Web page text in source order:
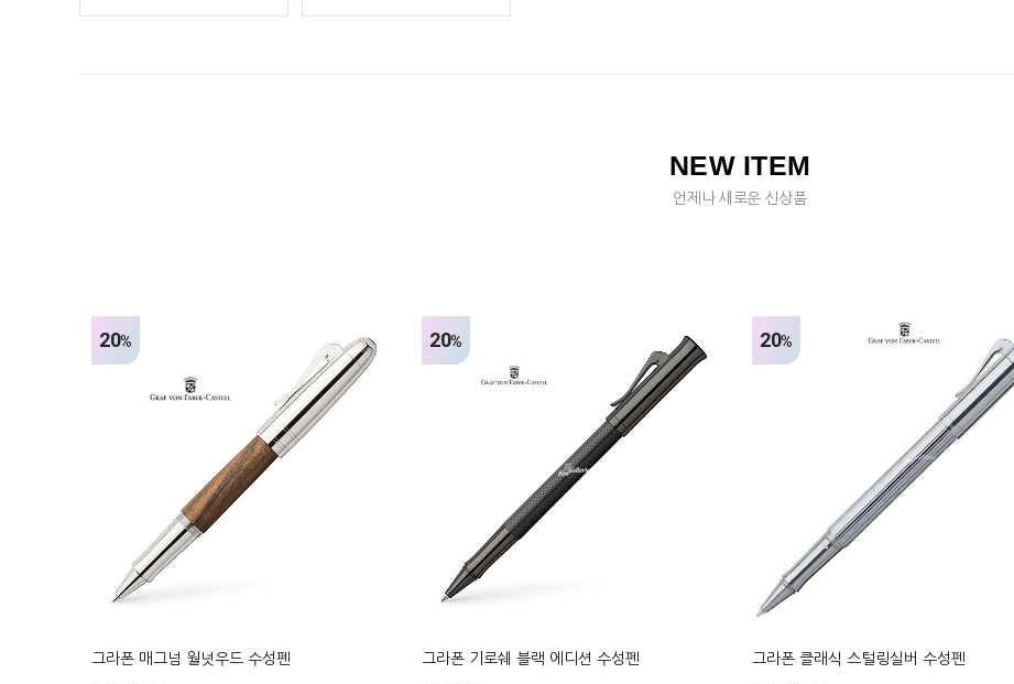
NEW ITEM
언제나 새로운 신상품
20%
그라폰 매그넘 월넛우드 수성펜
20%
그라폰 기로쉐 블랙 에디션 수성펜
20%
그라폰 클래식 스털링실버 수성펜